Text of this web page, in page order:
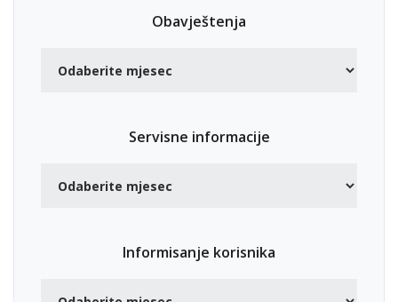
Obavještenja
Servisne informacije
Informisanje korisnika